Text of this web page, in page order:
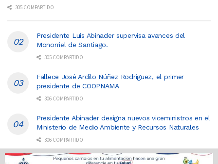
305 COMPARTIDO
Presidente Luis Abinader supervisa avances del
Monorriel de Santiago.
305 COMPARTIDO
Fallece José Ardilo Núñez Rodríguez, el primer
presidente de COOPNAMA
306 COMPARTIDO
Presidente Abinader designa nuevos viceministros en el
Ministerio de Medio Ambiente y Recursos Naturales
306 COMPARTIDO
El Partido de la Liberación Dominicana (PLD) celebra